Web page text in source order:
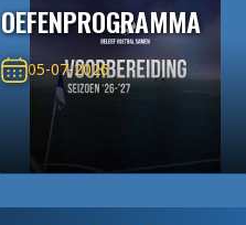
OEFENPROGRAMMA
05-07-2026